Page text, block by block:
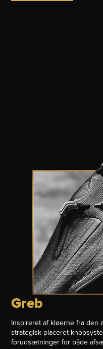
Greb
Inspireret af kløerne fra
strategisk placeret
forudsætninger for både